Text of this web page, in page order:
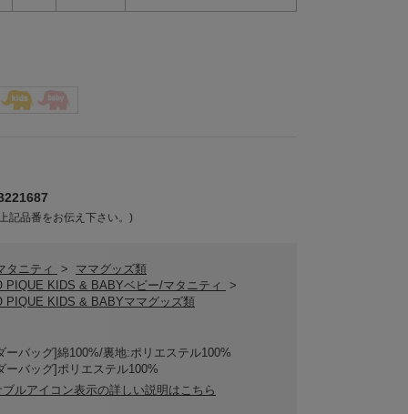
記品番をお伝え下さい。)
タニティ >
ママグッズ類
PIQUE KIDS & BABYベビー/マタニティ
>
PIQUE KIDS & BABYママグッズ類
ーバッグ]綿100%/裏地:ポリエステル100%
ーバッグ]ポリエステル100%
ブルアイコン表示の詳しい説明はこちら